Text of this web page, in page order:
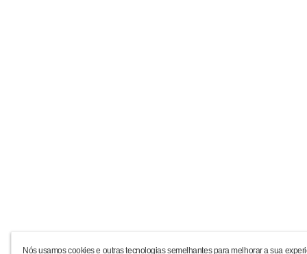
Nós usamos cookies e outras tecnologias semelhantes para melhorar a sua